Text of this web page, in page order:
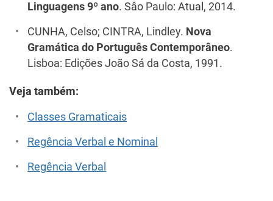
Linguagens 9º ano. Sâo Paulo: Atual, 2014.
CUNHA, Celso; CINTRA, Lindley. Nova
Gramática do Português Contemporâneo.
Lisboa: Edições João Sá da Costa, 1991.
Veja também:
Classes Gramaticais
Regência Verbal e Nominal
Regência Verbal